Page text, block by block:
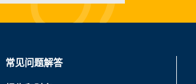
常见问题解答